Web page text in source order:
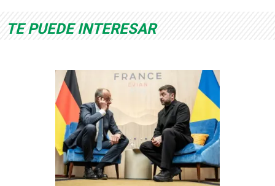
TE PUEDE INTERESAR